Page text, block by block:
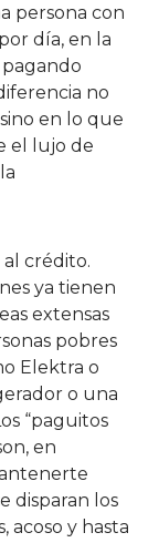
persona con
día, en la
no
en lo que
el lujo de
al crédito.
ya tienen
extensas
pobres
Elektra o
o una
“paguitos
en
disparan los
acoso y hasta